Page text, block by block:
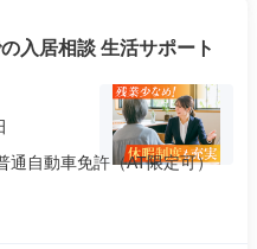
入居相談 生活サポート
通自動車免許（AT限定可）